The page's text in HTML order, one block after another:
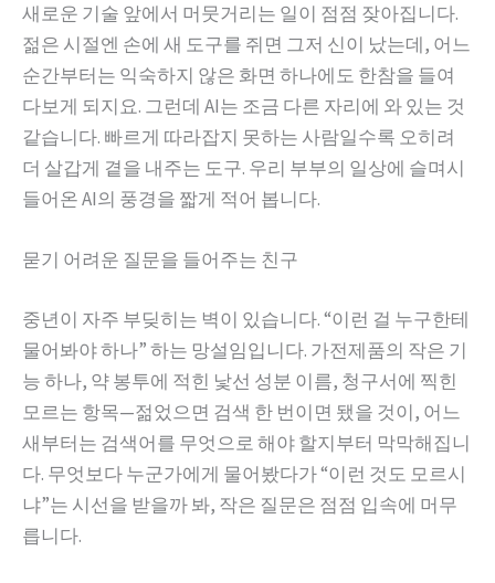
새로운 기술 앞에서 머뭇거리는 일이 점점 잦아집니다.
젊은 시절엔 손에 새 도구를 쥐면 그저 신이 났는데, 어느
순간부터는 익숙하지 않은 화면 하나에도 한참을 들여
다보게 되지요. 그런데 AI는 조금 다른 자리에 와 있는 것
같습니다. 빠르게 따라잡지 못하는 사람일수록 오히려
더 살갑게 곁을 내주는 도구. 우리 부부의 일상에 슬며시
들어온 AI의 풍경을 짧게 적어 봅니다.
묻기 어려운 질문을 들어주는 친구
중년이 자주 부딪히는 벽이 있습니다. “이런 걸 누구한테
물어봐야 하나” 하는 망설임입니다. 가전제품의 작은 기
능 하나, 약 봉투에 적힌 낯선 성분 이름, 청구서에 찍힌
모르는 항목—젊었으면 검색 한 번이면 됐을 것이, 어느
새부터는 검색어를 무엇으로 해야 할지부터 막막해집니
다. 무엇보다 누군가에게 물어봤다가 “이런 것도 모르시
냐”는 시선을 받을까 봐, 작은 질문은 점점 입속에 머무
릅니다.